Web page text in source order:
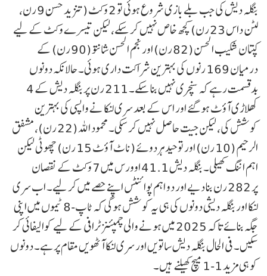
بنگلہ دیش کی جب بلے بازی شروع ہوئی تو 2 وکٹ (تنزید حسن 9 رن،
لٹن داس 23 رن) کچھ خاص نہیں کر سکے، لیکن تیسرے وکٹ کے لیے
کپتان شکیب الحسن (82 رن) اور نجم الحسن شانتو (90 رن) کے
درمیان 169 رنوں کی بہترین شراکت داری ہوئی۔ حالانکہ دونوں
بدقسمت رہے کہ سنچری نہیں بنا سکے۔ 211 رن پر بنگلہ دیش کے 4
کھلاڑی آؤٹ ہو گئے اور اس کے بعد سری لنکا نے واپسی کی بہترین
کوشش کی، لیکن جیت حاصل نہیں کر سکی۔ محمود اللہ (22 رن)، مشفق
الرحیم (10 رن) اور توحید ہردوئے (ناٹ آؤٹ 15 رن) چھوٹی لیکن
اہم اننگ کھیلی۔ بنگلہ دیش 41.1 اوورس میں 7 وکٹ کے نقصان
پر 282 رن بنا دیے اور دو اہم پوائنٹس اپنے حصے میں کر لیے۔ اب سری
لنکا اور بنگلہ دیشی دونوں کی ہی یہ کوشش ہوگی کہ ٹاپ-8 ٹیموں میں اپنی
جگہ بنائے تاکہ 2025 میں ہونے والی چمپئنز ٹرافی کے لیے کوالیفائی کر
سکیں۔ فی الحال بنگلہ دیش ساتویں اور سری لنکا آٹھویں مقام پر ہے۔ دونوں
کو ہی مزید 1-1 میچ کھیلنے ہیں۔